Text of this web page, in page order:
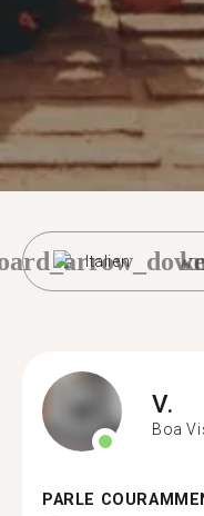
Italien
V.
Boa
PARLE